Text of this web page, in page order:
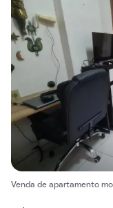
Venda de apartamento